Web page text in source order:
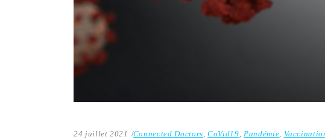
24 juillet 2021 Connected Doctors,CoVid19, Pandémie,